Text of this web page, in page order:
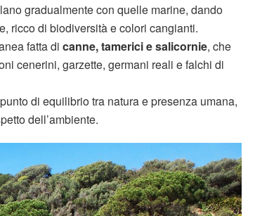
gradualmente con quelle marine, dando
ricco di biodiversità e colori cangianti.
fatta di canne, tamerici e salicornie, che
cenerini, garzette, germani reali e falchi di
di equilibrio tra natura e presenza umana,
dell’ambiente.